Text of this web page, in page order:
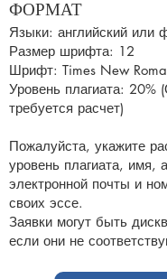
ФОРМАТ
Языки: английский или
Размер шрифта: 12
Шрифт: Times New
Уровень плагиата: 20%
требуется расчет)
Пожалуйста, укажите
уровень плагиата, имя,
электронной почты и
своих эссе.
Заявки могут быть
если они не